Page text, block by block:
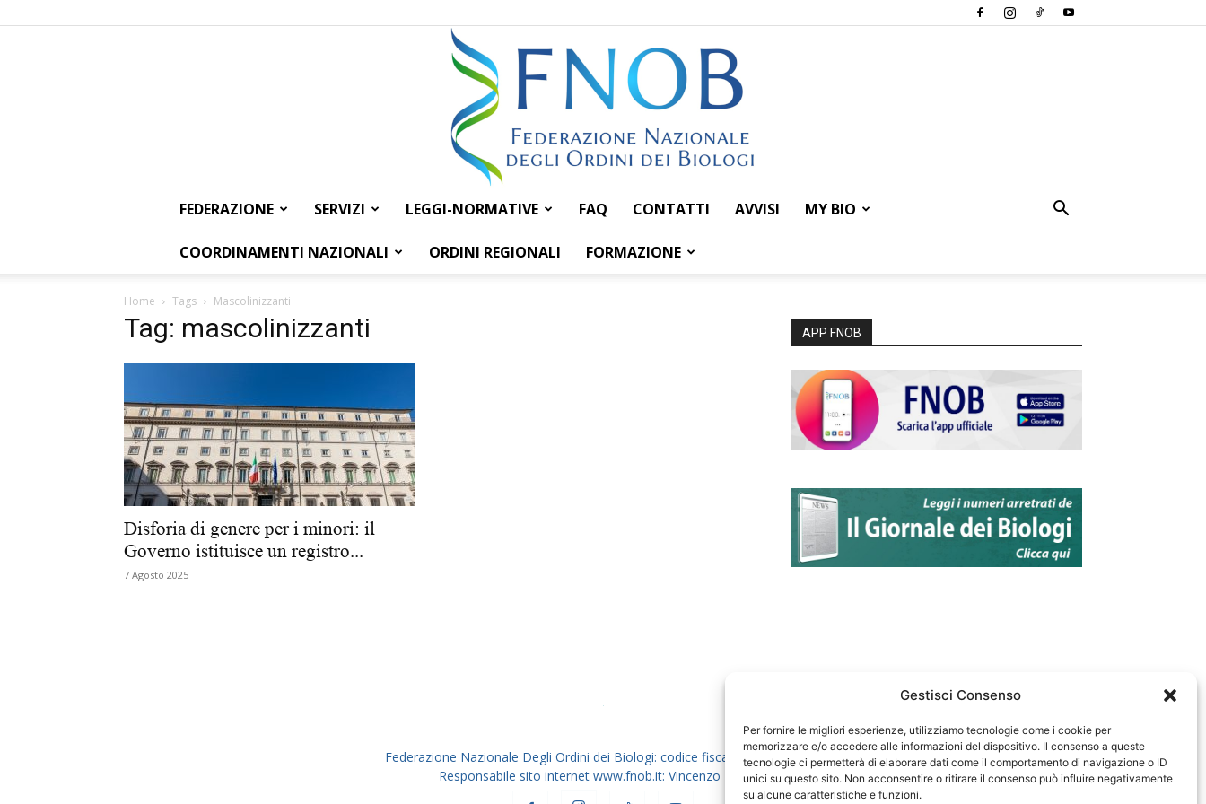
Gestisci Consenso
Per fornire le migliori esperienze, utilizziamo tecnologie come i cookie per
memorizzare e/o accedere alle informazioni del dispositivo. Il consenso a queste
tecnologie ci permetterà di elaborare dati come il comportamento di navigazione o ID
unici su questo sito. Non acconsentire o ritirare il consenso può influire negativamente
su alcune caratteristiche e funzioni.
Federazione
dei
FEDERAZIONE SERVIZI LEGGI-NORMATIVE FAQ CONTATTI AVVISI MY BIO
COORDINAMENTI NAZIONALI ORDINI REGIONALI FORMAZIONE
Home Tags Mascolinizzanti
Tag: mascolinizzanti
Disforia di genere per i minori: il
Governo istituisce un registro...
7 Agosto 2025
APP FNOB
Federazione Nazionale Degli Ordini dei Biologi: codice fiscale 80069130583
Responsabile sito internet www.fnob.it: Vincenzo D'Anna